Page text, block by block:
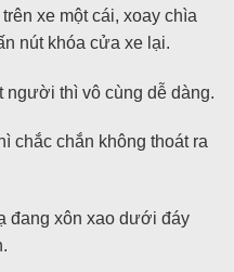
xe một cái, xoay chìa
nút khóa cửa xe lại.
người thì vô cùng dễ dàng.
chắc chắn không thoát ra
đang xôn xao dưới đáy